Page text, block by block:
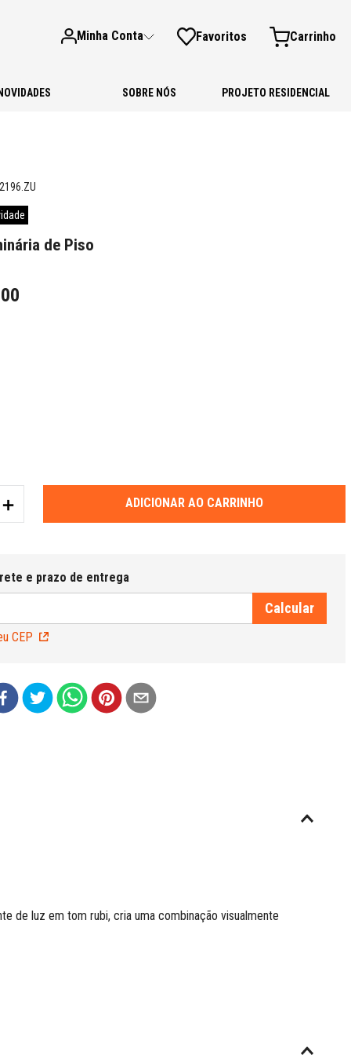
Minha Conta Favoritos
SOBRE NÓS PROJETO RESIDENCIAL
de Piso
00
ADICIONAR AO CARRINHO
CEP
de luz em tom rubi, cria uma combinação visualmente